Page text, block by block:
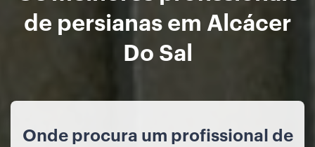
de persianas em Alcácer
Do Sal
Onde procura um profissional de